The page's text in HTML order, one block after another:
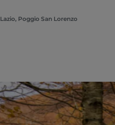
Lazio, Poggio San Lorenzo